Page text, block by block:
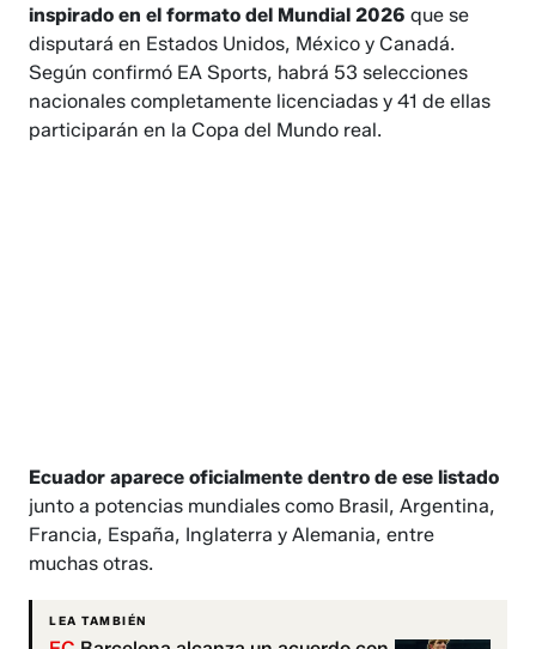
inspirado en el formato del Mundial 2026que se
disputará en Estados Unidos, México y Canadá.
Según confirmó EA Sports, habrá 53 selecciones
nacionales completamente licenciadas y 41 de ellas
participarán en la Copa del Mundo real.
Ecuador aparece oficialmente dentro de ese listado
junto a potencias mundiales como Brasil, Argentina,
Francia, España, Inglaterra y Alemania, entre
muchas otras.
LEA TAMBIÉN